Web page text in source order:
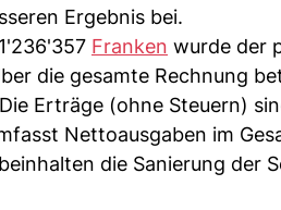
Ergebnis bei.
Franken wurde der
die gesamte Rechnung
Erträge (ohne Steuern)
Nettoausgaben im
die Sanierung der